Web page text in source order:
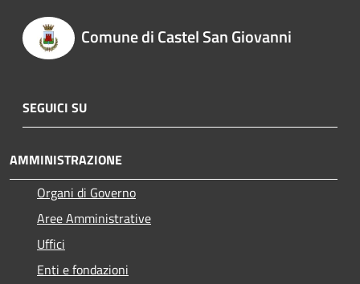
Comune di Castel San Giovanni
SEGUICI SU
AMMINISTRAZIONE
Organi di Governo
Aree Amministrative
Uffici
Enti e fondazioni